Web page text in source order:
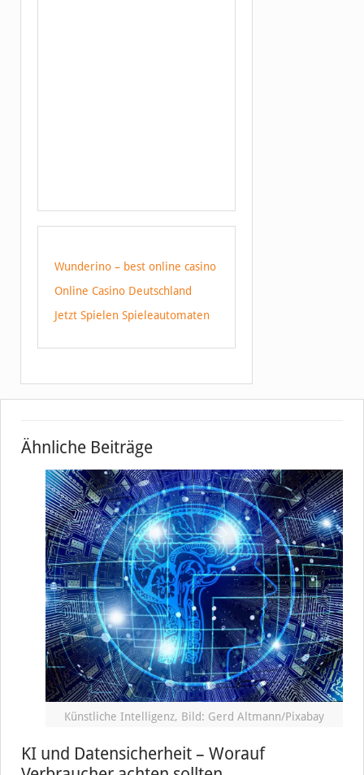
Wunderino – best online casino
Online Casino Deutschland
Jetzt Spielen Spieleautomaten
Ähnliche Beiträge
Künstliche Intelligenz, Bild: Gerd Altmann/Pixabay
KI und Datensicherheit – Worauf